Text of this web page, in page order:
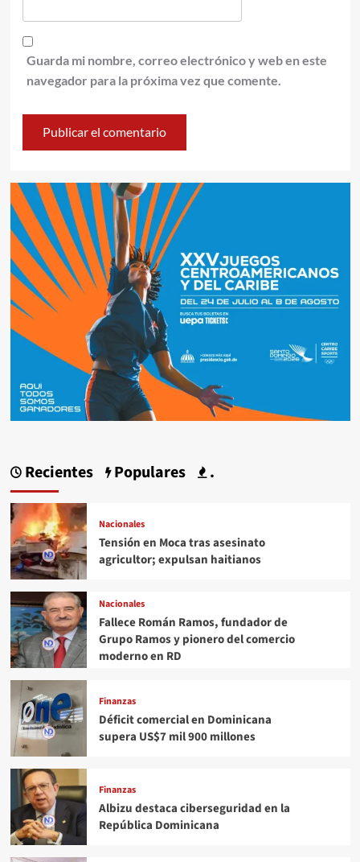
Guarda mi nombre, correo electrónico y web en este
navegador para la próxima vez que comente.
Recientes Populares .
Nacionales
Tensión en Moca tras asesinato
agricultor; expulsan haitianos
Nacionales
Fallece Román Ramos, fundador de
Grupo Ramos y pionero del comercio
moderno en RD
Finanzas
Déficit comercial en Dominicana
supera US$7 mil 900 millones
Finanzas
Albizu destaca ciberseguridad en la
República Dominicana